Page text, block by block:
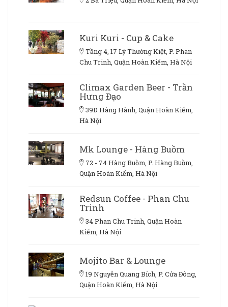
Kuri Kuri - Cup & Cake
Tầng 4, 17 Lý Thường Kiệt, P. Phan
Chu Trinh, Quận Hoàn Kiếm, Hà Nội
Climax Garden Beer - Trần
Hưng Đạo
39D Hàng Hành, Quận Hoàn Kiếm,
Hà Nội
Mk Lounge - Hàng Buồm
72 - 74 Hàng Buồm, P. Hàng Buồm,
Quận Hoàn Kiếm, Hà Nội
Redsun Coffee - Phan Chu
Trinh
34 Phan Chu Trinh, Quận Hoàn
Kiếm, Hà Nội
Mojito Bar & Lounge
19 Nguyễn Quang Bích, P. Cửa Đông,
Quận Hoàn Kiếm, Hà Nội